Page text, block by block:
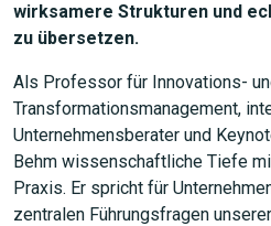
wirksamere Strukturen und
zu übersetzen.
Als Professor für Innovations-
Transformationsmanagement,
Unternehmensberater und
Behm wissenschaftliche Tiefe
Praxis. Er spricht für
zentralen Führungsfragen